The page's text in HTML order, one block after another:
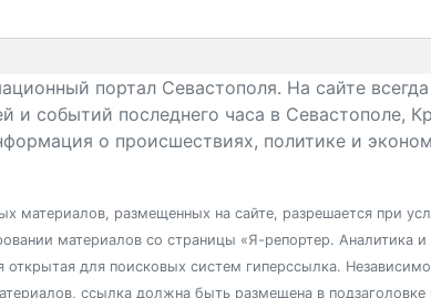
портал Севастополя. На сайте всегда
и событий последнего часа в Севастополе,
о происшествиях, политике и
материалов, размещенных на сайте, разрешается при
материалов со страницы «Я-репортер. Аналитика и
открытая для поисковых систем гиперссылка.
ссылка должна быть размещена в подзаголовке